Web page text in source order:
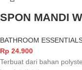
SPON MANDI
BATHROOM
Rp 24.900
Terbuat dari bahan